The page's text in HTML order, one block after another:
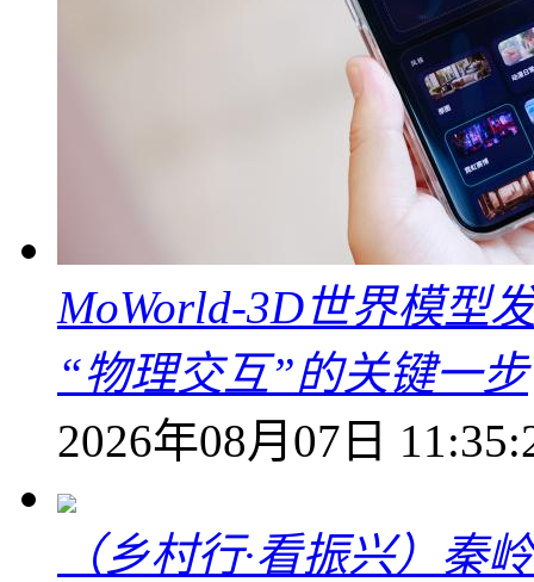
MoWorld-3D世界模型
“物理交互”的关键一步
2026年08月07日
（乡村行·看振兴）秦